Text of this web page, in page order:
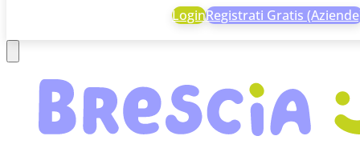
LoginRegistrati Gratis